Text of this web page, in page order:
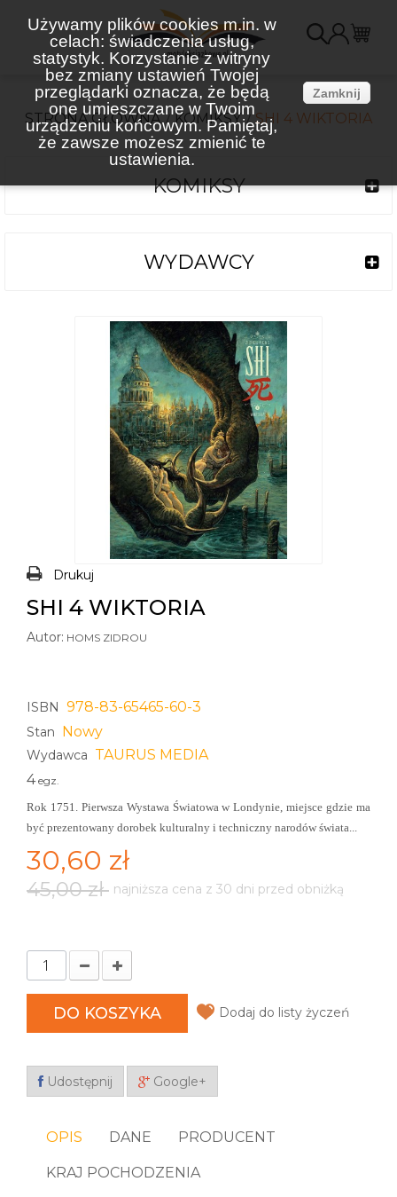
Używamy plików cookies m.in. w
celach: świadczenia usług,
statystyk. Korzystanie z witryny
bez zmiany ustawień Twojej
przeglądarki oznacza, że będą
one umieszczane w Twoim
urządzeniu końcowym. Pamiętaj,
że zawsze możesz zmienić te
ustawienia.
Zamknij
STRONA GŁÓWNA KOMIKSY SHI 4 WIKTORIA
KOMIKSY
WYDAWCY
Drukuj
SHI 4 WIKTORIA
Autor: HOMS ZIDROU
ISBN 978-83-65465-60-3
Stan Nowy
Wydawca TAURUS MEDIA
4 egz.
Rok 1751. Pierwsza Wystawa Światowa w Londynie, miejsce gdzie ma
być prezentowany dorobek kulturalny i techniczny narodów świata...
30,60 zł
45,00 zł najniższa cena z 30 dni przed obniżką
DO KOSZYKA Dodaj do listy życzeń
Udostępnij Google+
OPIS DANE PRODUCENT
KRAJ POCHODZENIA